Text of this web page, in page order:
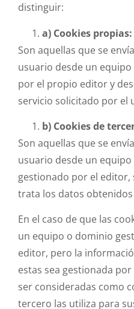
distinguir:
a) Cookies propias:
Son aquellas que se
usuario desde un
por el propio editor y
servicio solicitado por el
b) Cookies de
Son aquellas que se
usuario desde un
gestionado por el
trata los datos
En el caso de que las
un equipo o dominio
editor, pero la
estas sea gestionada
ser consideradas como
tercero las utiliza para